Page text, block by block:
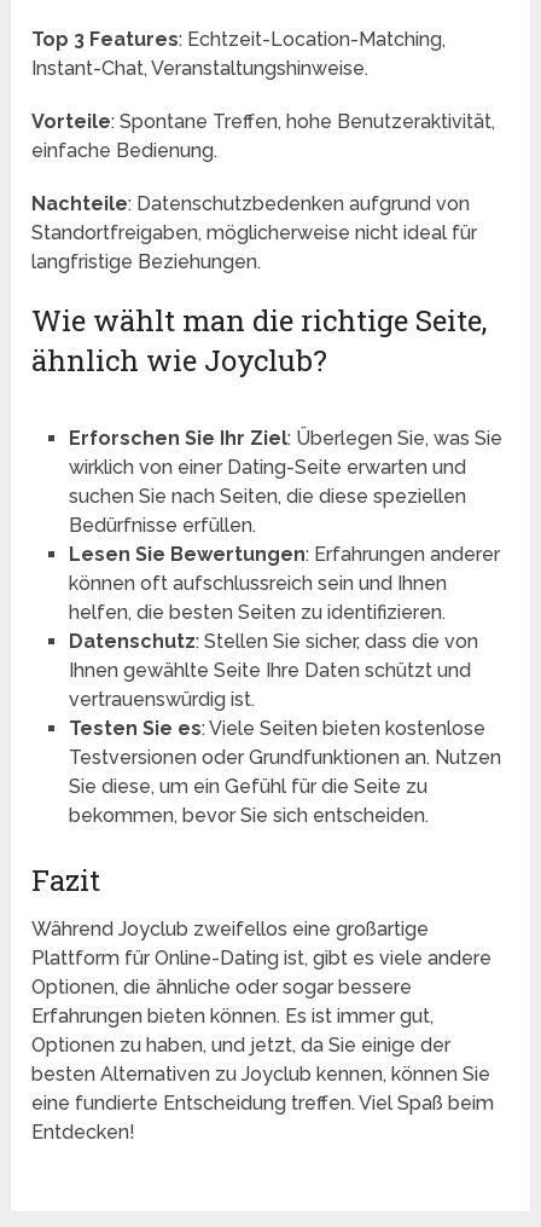
Top 3 Features: Echtzeit-Location-Matching,
Instant-Chat, Veranstaltungshinweise.
Vorteile: Spontane Treffen, hohe Benutzeraktivität,
einfache Bedienung.
Nachteile: Datenschutzbedenken aufgrund von
Standortfreigaben, möglicherweise nicht ideal für
langfristige Beziehungen.
Wie wählt man die richtige Seite,
ähnlich wie Joyclub?
Erforschen Sie Ihr Ziel: Überlegen Sie, was Sie
wirklich von einer Dating-Seite erwarten und
suchen Sie nach Seiten, die diese speziellen
Bedürfnisse erfüllen.
Lesen Sie Bewertungen: Erfahrungen anderer
können oft aufschlussreich sein und Ihnen
helfen, die besten Seiten zu identifizieren.
Datenschutz: Stellen Sie sicher, dass die von
Ihnen gewählte Seite Ihre Daten schützt und
vertrauenswürdig ist.
Testen Sie es: Viele Seiten bieten kostenlose
Testversionen oder Grundfunktionen an. Nutzen
Sie diese, um ein Gefühl für die Seite zu
bekommen, bevor Sie sich entscheiden.
Fazit
Während Joyclub zweifellos eine großartige
Plattform für Online-Dating ist, gibt es viele andere
Optionen, die ähnliche oder sogar bessere
Erfahrungen bieten können. Es ist immer gut,
Optionen zu haben, und jetzt, da Sie einige der
besten Alternativen zu Joyclub kennen, können Sie
eine fundierte Entscheidung treffen. Viel Spaß beim
Entdecken!